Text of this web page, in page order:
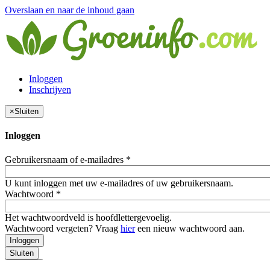
Overslaan en naar de inhoud gaan
Inloggen
Inschrijven
×Sluiten
Inloggen
Gebruikersnaam of e-mailadres *
U kunt inloggen met uw e-mailadres of uw gebruikersnaam.
Wachtwoord *
Het wachtwoordveld is hoofdlettergevoelig.
Wachtwoord vergeten? Vraag hiereen nieuw wachtwoord aan.
Inloggen
Sluiten